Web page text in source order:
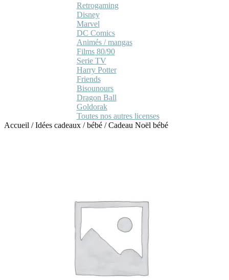
Retrogaming
Disney
Marvel
DC Comics
Animés / mangas
Films 80/90
Serie TV
Harry Potter
Friends
Bisounours
Dragon Ball
Goldorak
Toutes nos autres licenses
Accueil /Idées cadeaux /bébé /Cadeau Noël bébé